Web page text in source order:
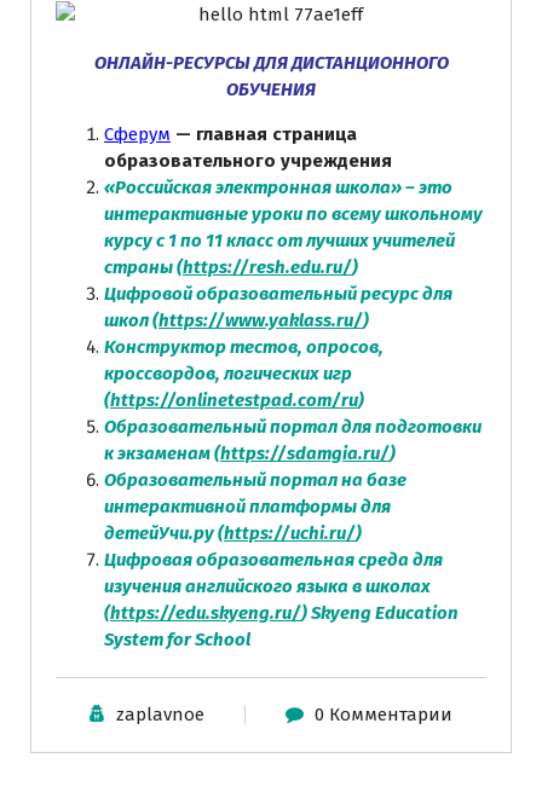
ОНЛАЙН-РЕСУРСЫ ДЛЯ ДИСТАНЦИОННОГО
ОБУЧЕНИЯ
Сферум — главная страница
образовательного учреждения
«Российская электронная школа» – это
интерактивные уроки по всему школьному
курсу с 1 по 11 класс от лучших учителей
страны (https://resh.edu.ru/)
Цифровой образовательный ресурс для
школ (https://www.yaklass.ru/)
Конструктор тестов, опросов,
кроссвордов, логических игр
(https://onlinetestpad.com/ru)
Образовательный портал для подготовки
к экзаменам (https://sdamgia.ru/)
Образовательный портал на базе
интерактивной платформы для
детейУчи.ру (https://uchi.ru/)
Цифровая образовательная среда для
изучения английского языка в школах
(https://edu.skyeng.ru/) Skyeng Education
System for School
zaplavnoe 0 Комментарии